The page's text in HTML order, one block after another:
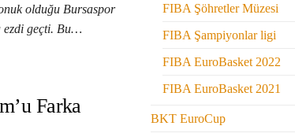
olduğu Bursaspor
ezdi geçti. Bu…
Farka
FIBA Şöhretler Müzesi
FIBA Şampiyonlar ligi
FIBA EuroBasket 2022
FIBA EuroBasket 2021
BKT EuroCup